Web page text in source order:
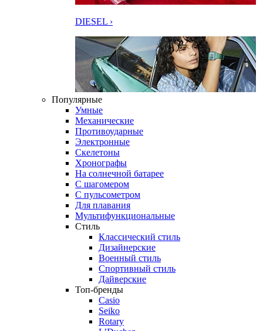
DIESEL ›
Популярные
Умные
Механические
Противоударные
Электронные
Скелетоны
Хронографы
На солнечной батарее
С шагомером
С пульсометром
Для плавания
Мультифункциональные
Стиль
Классический стиль
Дизайнерские
Военный стиль
Спортивный стиль
Дайверские
Топ-бренды
Casio
Seiko
Rotary